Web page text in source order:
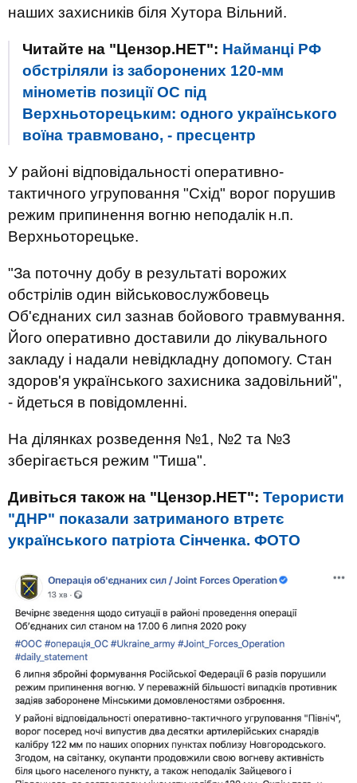
наших захисників біля Хутора Вільний.
Читайте на "Цензор.НЕТ": Найманці РФ
обстріляли із заборонених 120-мм
мінометів позиції ОС під
Верхньоторецьким: одного українського
воїна травмовано, - пресцентр
У районі відповідальності оперативно-
тактичного угруповання "Схід" ворог порушив
режим припинення вогню неподалік н.п.
Верхньоторецьке.
"За поточну добу в результаті ворожих
обстрілів один військовослужбовець
Об'єднаних сил зазнав бойового травмування.
Його оперативно доставили до лікувального
закладу і надали невідкладну допомогу. Стан
здоров'я українського захисника задовільний",
- йдеться в повідомленні.
На ділянках розведення №1, №2 та №3
зберігається режим "Тиша".
Дивіться також на "Цензор.НЕТ": Терористи
"ДНР" показали затриманого втретє
українського патріота Сінченка. ФОТО